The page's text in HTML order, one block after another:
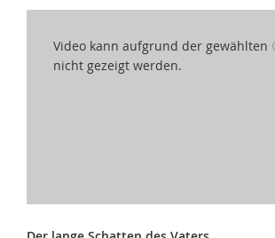
Video kann aufgrund der gewählten
nicht gezeigt werden.